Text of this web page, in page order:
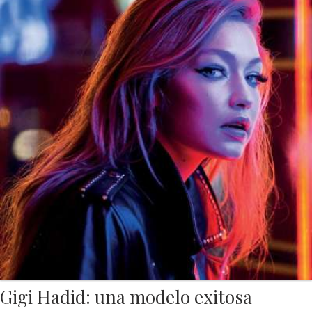
Gigi Hadid: una modelo exitosa